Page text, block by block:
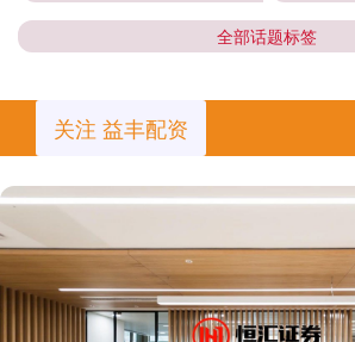
全部话题标签
关注 益丰配资